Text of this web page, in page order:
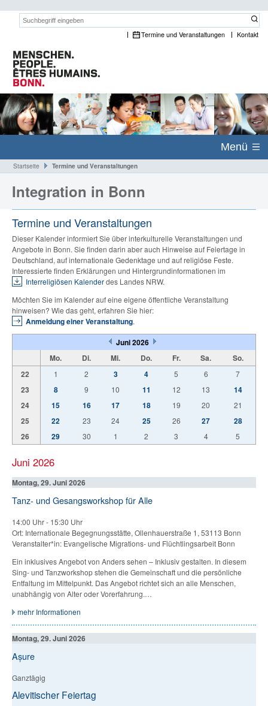
Suchwort:
Termine und Veranstaltungen Kontakt
Menü
Startseite Termine und Veranstaltungen
Integration in Bonn
Termine und Veranstaltungen
Dieser Kalender informiert Sie über interkulturelle Veranstaltungen und
Angebote in Bonn. Sie finden darin aber auch Hinweise auf Feiertage in
Deutschland, auf internationale Gedenktage und auf religiöse Feste.
Interessierte finden Erklärungen und Hintergrundinformationen im
Interreligiösen Kalenderdes Landes NRW.
Möchten Sie im Kalender auf eine eigene öffentliche Veranstaltung
hinweisen? Wie das geht, erfahren Sie hier:
Anmeldung einer Veranstaltung.
Juni 2026
Mo.
Di. Mi. Do. Fr. Sa.
So.
22
1 2 3 4 5 6 7
23 8 9 10 11 12 13
14
24
15 16 17 18 19 20 21
25 22 23 24 25 26 27
28
26
29 30 1 2 3 4 5
Juni 2026
Montag, 29. Juni 2026
Tanz- und Gesangsworkshop für Alle
14:00 Uhr- 15:30 Uhr
Ort: Internationale Begegnungsstätte, Ollenhauerstraße 1, 53113 Bonn
Veranstalter*in: Evangelische Migrations- und Flüchtlingsarbeit Bonn
Ein inklusives Angebot von Anders sehen – Inklusiv gestalten. In diesem
Sing- und Tanzworkshop stehen die Gemeinschaft und die persönliche
Entfaltung im Mittelpunkt. Das Angebot richtet sich an alle Menschen,
unabhängig von Alter oder Vorerfahrung.…
mehr Informationen
Montag, 29. Juni 2026
Așure
Ganztägig
Alevitischer Feiertag